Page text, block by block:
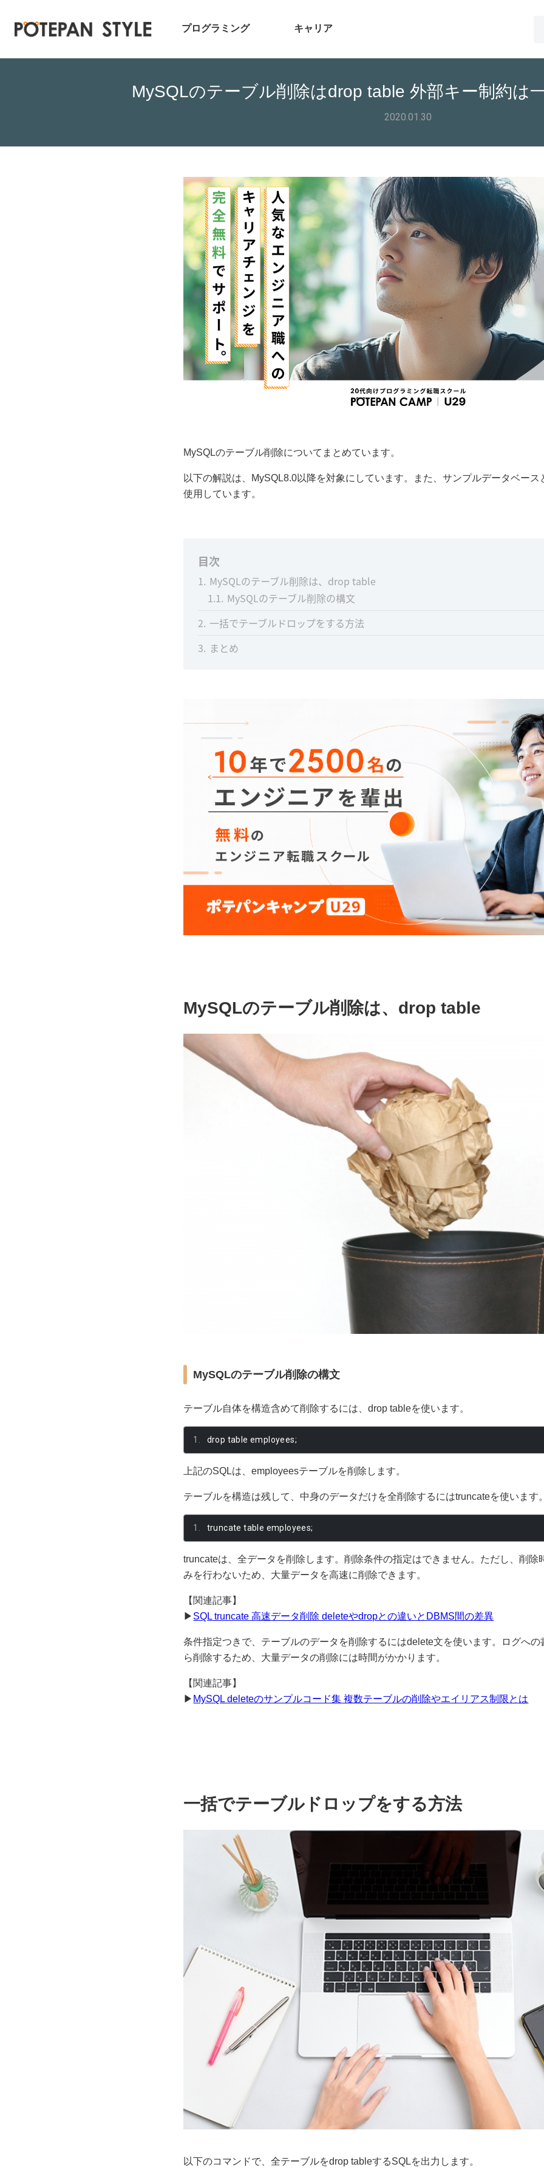
プログラミング キャリア
MySQLのテーブル削除はdrop table 外部キー制約は
2020.01.30
MySQLのテーブル削除についてまとめています。
以下の解説は、MySQL8.0以降を対象にしています。また、サンプルデータベース
使用しています。
目次
1 MySQLのテーブル削除は、drop table
1.1 MySQLのテーブル削除の構文
2 一括でテーブルドロップをする方法
3 まとめ
MySQLのテーブル削除は、drop table
MySQLのテーブル削除の構文
テーブル自体を構造含めて削除するには、drop tableを使います。
drop table employees;
上記のSQLは、employeesテーブルを削除します。
テーブルを構造は残して、中身のデータだけを全削除するにはtruncateを使います。
truncate table employees;
truncateは、全データを削除します。削除条件の指定はできません。ただし、削除
みを行わないため、大量データを高速に削除できます。
【関連記事】
▶ SQL truncate 高速データ削除 deleteやdropとの違いとDBMS間の差異
条件指定つきで、テーブルのデータを削除するにはdelete文を使います。ログへの
ら削除するため、大量データの削除には時間がかかります。
【関連記事】
▶ MySQL deleteのサンプルコード集 複数テーブルの削除やエイリアス制限とは
一括でテーブルドロップをする方法
以下のコマンドで、全テーブルをdrop tableするSQLを出力します。